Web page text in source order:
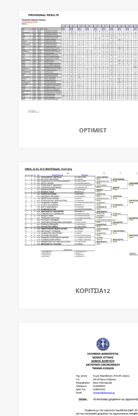
OPTIMIST
ΚΟΡΙΤΣΙΑ12